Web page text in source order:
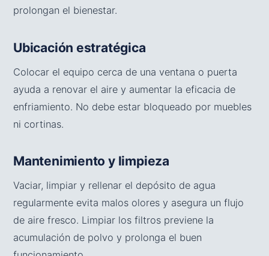
prolongan el bienestar.
Ubicación estratégica
Colocar el equipo cerca de una ventana o puerta
ayuda a renovar el aire y aumentar la eficacia de
enfriamiento. No debe estar bloqueado por muebles
ni cortinas.
Mantenimiento y limpieza
Vaciar, limpiar y rellenar el depósito de agua
regularmente evita malos olores y asegura un flujo
de aire fresco. Limpiar los filtros previene la
acumulación de polvo y prolonga el buen